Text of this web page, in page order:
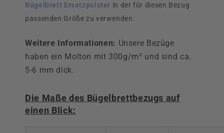
Bügelbrett Ersatzpolster in der für diesen Bezug
passenden Größe zu verwenden.
Weitere Informationen: Unsere Bezüge
haben ein Molton mit 300g/m² und sind ca.
5-6 mm dick.
Die Maße des Bügelbrettbezugs auf
einen Blick: